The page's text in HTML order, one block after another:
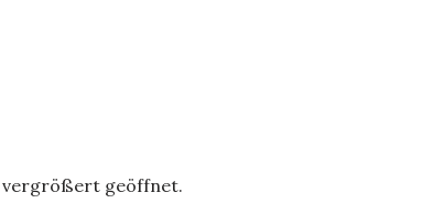
vergrößert geöffnet.